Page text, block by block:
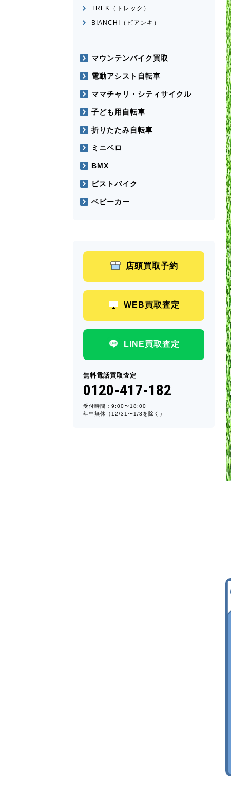
TREK（トレック）
BIANCHI（ビアンキ）
マウンテンバイク買取
電動アシスト自転車
ママチャリ・シティサイクル
子ども用自転車
折りたたみ自転車
ミニベロ
BMX
ピストバイク
ベビーカー
店頭買取予約
WEB買取査定
LINE買取査定
無料電話買取査定
0120-417-182
受付時間：9:00〜18:00
年中無休（12/31〜1/3を除く）